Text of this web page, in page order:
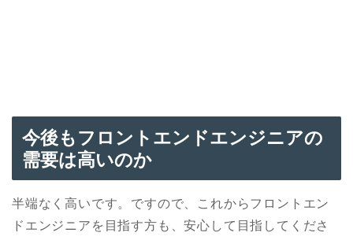
今後もフロントエンドエンジニアの
需要は高いのか
半端なく高いです。ですので、これからフロントエン
ドエンジニアを目指す方も、安心して目指してくださ